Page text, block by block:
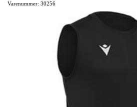
Varenummer: 30256